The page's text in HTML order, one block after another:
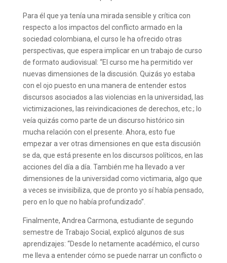
Para él que ya tenía una mirada sensible y crítica con
respecto a los impactos del conflicto armado en la
sociedad colombiana, el curso le ha ofrecido otras
perspectivas, que espera implicar en un trabajo de curso
de formato audiovisual: “El curso me ha permitido ver
nuevas dimensiones de la discusión. Quizás yo estaba
con el ojo puesto en una manera de entender estos
discursos asociados a las violencias en la universidad, las
victimizaciones, las reivindicaciones de derechos, etc.; lo
veía quizás como parte de un discurso histórico sin
mucha relación con el presente. Ahora, esto fue
empezar a ver otras dimensiones en que esta discusión
se da, que está presente en los discursos políticos, en las
acciones del día a día. También me ha llevado a ver
dimensiones de la universidad como victimaria, algo que
a veces se invisibiliza, que de pronto yo sí había pensado,
pero en lo que no había profundizado”.
Finalmente, Andrea Carmona, estudiante de segundo
semestre de Trabajo Social, explicó algunos de sus
aprendizajes: “Desde lo netamente académico, el curso
me lleva a entender cómo se puede narrar un conflicto o